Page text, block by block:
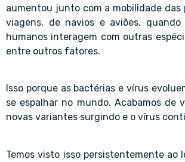
aumentou junto com a mobilidade
viagens, de navios e aviões,
humanos interagem com outras
entre outros fatores.
Isso porque as bactérias e vírus
se espalhar no mundo. Acabamos
novas variantes surgindo e o vírus
Temos visto isso persistentemente